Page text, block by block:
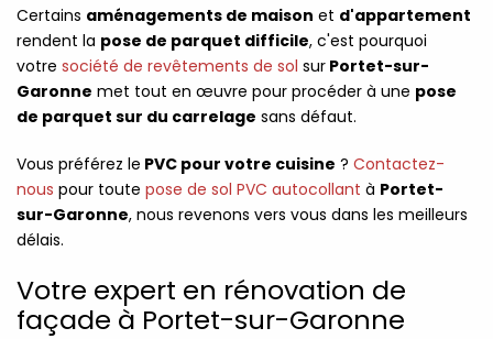
Certains aménagements de maison et d'appartement
rendent la pose de parquet difficile, c'est pourquoi
votre société de revêtements de sol sur Portet-sur-
Garonne met tout en œuvre pour procéder à une pose
de parquet sur du carrelage sans défaut.
Vous préférez le PVC pour votre cuisine ? Contactez-
nous pour toute pose de sol PVC autocollant à Portet-
sur-Garonne, nous revenons vers vous dans les meilleurs
délais.
Votre expert en rénovation de
façade à Portet-sur-Garonne